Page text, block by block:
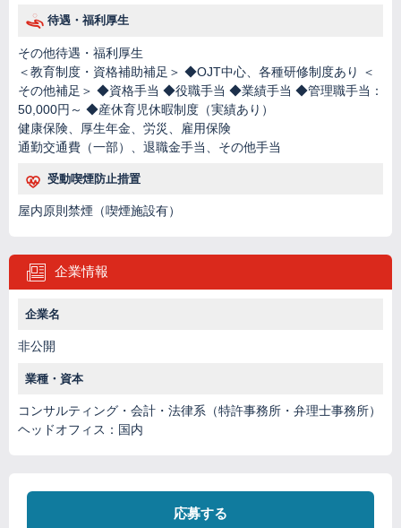
待遇・福利厚生
その他待遇・福利厚生
＜教育制度・資格補助補足＞ ◆OJT中心、各種研修制度あり ＜
その他補足＞ ◆資格手当 ◆役職手当 ◆業績手当 ◆管理職手当：
50,000円～ ◆産休育児休暇制度（実績あり）
健康保険、厚生年金、労災、雇用保険
通勤交通費（一部）、退職金手当、その他手当
受動喫煙防止措置
屋内原則禁煙（喫煙施設有）
企業情報
企業名
非公開
業種・資本
コンサルティング・会計・法律系（特許事務所・弁理士事務所）
ヘッドオフィス：国内
応募する